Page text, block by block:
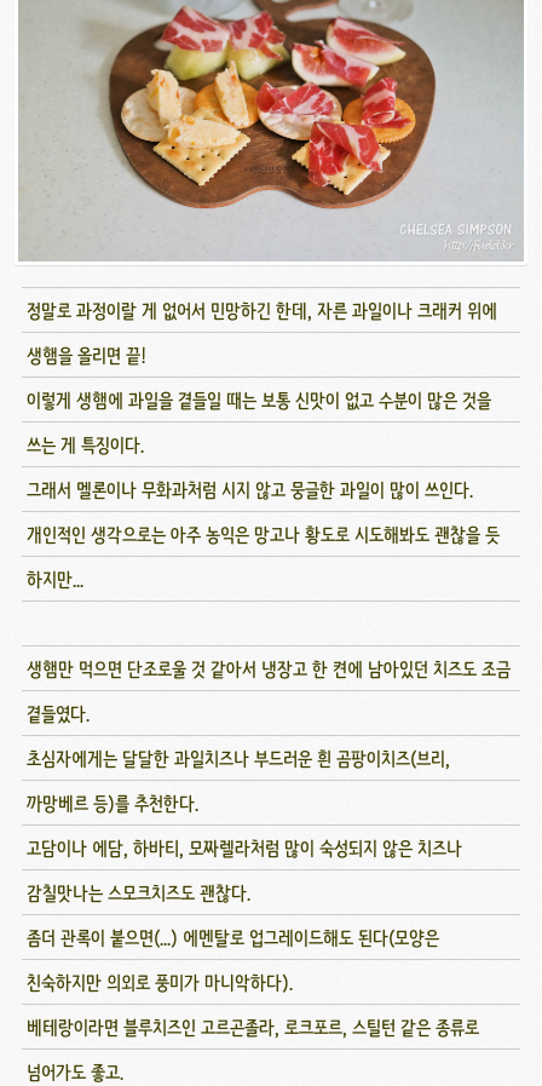
정말로 과정이랄 게 없어서 민망하긴 한데, 자른 과일이나 크래커 위에
생햄을 올리면 끝!
이렇게 생햄에 과일을 곁들일 때는 보통 신맛이 없고 수분이 많은 것을
쓰는 게 특징이다.
그래서 멜론이나 무화과처럼 시지 않고 뭉글한 과일이 많이 쓰인다.
개인적인 생각으로는 아주 농익은 망고나 황도로 시도해봐도 괜찮을 듯
하지만...
생햄만 먹으면 단조로울 것 같아서 냉장고 한 켠에 남아있던 치즈도 조금
곁들였다.
초심자에게는 달달한 과일치즈나 부드러운 흰 곰팡이치즈(브리,
까망베르 등)를 추천한다.
고담이나 에담, 하바티, 모짜렐라처럼 많이 숙성되지 않은 치즈나
감칠맛나는 스모크치즈도 괜찮다.
좀더 관록이 붙으면(...) 에멘탈로 업그레이드해도 된다(모양은
친숙하지만 의외로 풍미가 마니악하다).
베테랑이라면 블루치즈인 고르곤졸라, 로크포르, 스틸턴 같은 종류로
넘어가도 좋고.